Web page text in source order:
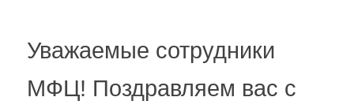
Уважаемые сотрудники
МФЦ! Поздравляем вас с